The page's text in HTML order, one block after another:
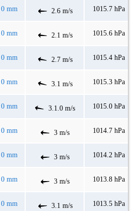
0 mm 2.6 m/s 1015.7 hPa
0 mm 2.1 m/s 1015.6 hPa
0 mm 2.7 m/s 1015.4 hPa
0 mm 3.1 m/s 1015.3 hPa
0 mm 3.1.0 m/s 1015.0 hPa
0 mm 3 m/s 1014.7 hPa
0 mm 3 m/s 1014.2 hPa
0 mm 3 m/s 1013.8 hPa
0 mm 3.1 m/s 1013.5 hPa